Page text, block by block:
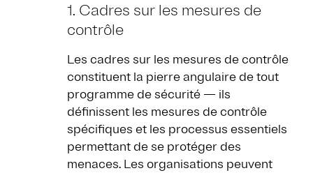
1. Cadres sur les mesures de
contrôle
Les cadres sur les mesures de contrôle
constituent la pierre angulaire de tout
programme de sécurité — ils
définissent les mesures de contrôle
spécifiques et les processus essentiels
permettant de se protéger des
menaces. Les organisations peuvent